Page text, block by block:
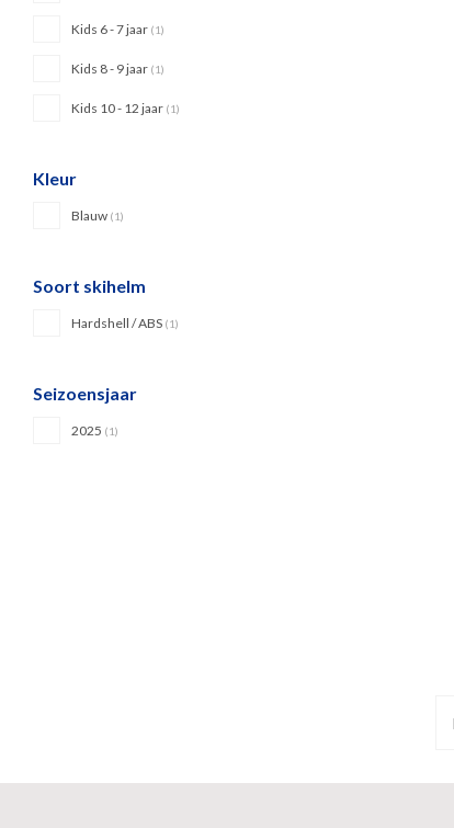
Kids 6 - 7 jaar (1)
Kids 8 - 9 jaar (1)
Kids 10 - 12 jaar (1)
Kleur
Blauw (1)
Soort skihelm
Hardshell / ABS (1)
Seizoensjaar
2025 (1)